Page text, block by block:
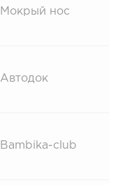
Мокрый нос
Автодок
Bambika-club